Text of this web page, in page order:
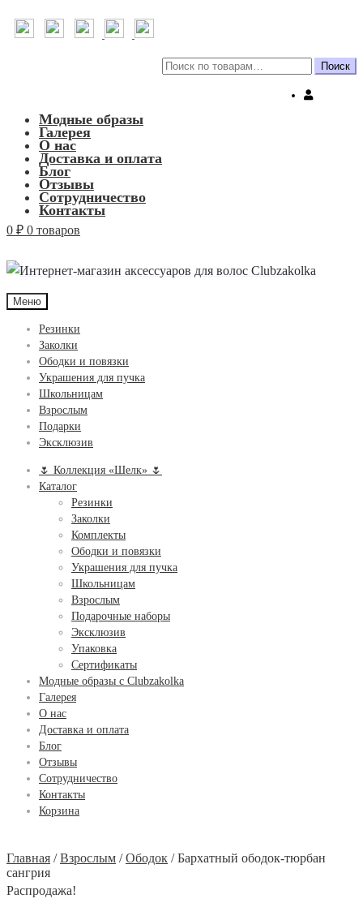
Искать: Поиск
Модные образы
Галерея
О нас
Доставка и оплата
Блог
Отзывы
Сотрудничество
Контакты
0 ₽ 0 товаров
Меню
Резинки
Заколки
Ободки и повязки
Украшения для пучка
Школьницам
Взрослым
Подарки
Эксклюзив
🌷 Коллекция «Шелк» 🌷
Каталог
Резинки
Заколки
Комплекты
Ободки и повязки
Украшения для пучка
Школьницам
Взрослым
Подарочные наборы
Эксклюзив
Упаковка
Сертификаты
Модные образы с Clubzakolka
Галерея
О нас
Доставка и оплата
Блог
Отзывы
Сотрудничество
Контакты
Корзина
Главная /Взрослым /Ободок /Бархатный ободок-тюрбан
сангрия
Распродажа!